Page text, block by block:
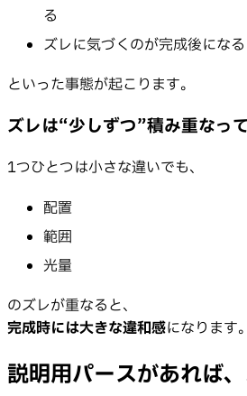
る
ズレに気づくのが完成後になる
といった事態が起こります。
ズレは“少しずつ”積み重なっ
1つひとつは小さな違いでも、
配置
範囲
光量
のズレが重なると、
完成時には大きな違和感になります。
説明用パースがあれば